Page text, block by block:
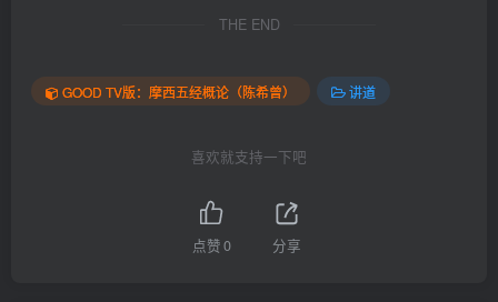
THE END
GOOD TV版：摩西五经概论（陈希曾） 讲道
喜欢就支持一下吧
点赞0 分享